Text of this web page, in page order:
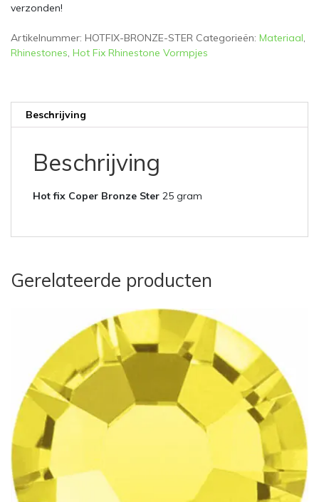
verzonden!
Artikelnummer: HOTFIX-BRONZE-STER Categorieën: Materiaal,
Rhinestones, Hot Fix Rhinestone Vormpjes
Beschrijving
Beschrijving
Hot fix Coper Bronze Ster 25 gram
Gerelateerde producten